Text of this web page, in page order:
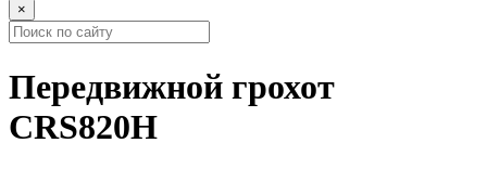
×
Передвижной грохот
CRS820H